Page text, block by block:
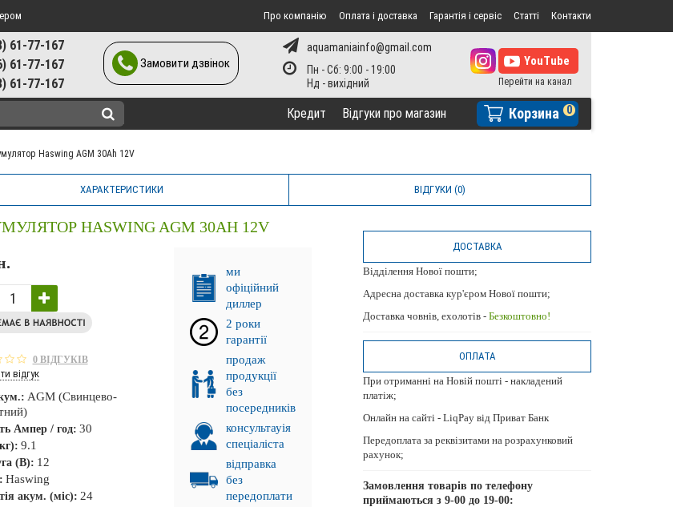
Про компанію Оплата і доставка Гарантія і сервіс Статті Контакти
61-77-167
61-77-167
61-77-167
Замовити дзвінок
aquamaniainfo@gmail.com
Пн - Сб: 9:00 - 19:00
Корзина 0
Кредит Відгуки про магазин
Haswing AGM 30Ah 12V
ХАРАКТЕРИСТИКИ ВІДГУКИ (0)
HASWING AGM 30AH 12V
0 ВІДГУКІВ
відгук
AGM (Свинцево-
Ампер / год: 30
9.1
(В): 12
Haswing
акум. (міс): 24
ми
офіційний
диллер
2 роки
гарантії
продаж
продукції
без
посередників
консультауія
спеціаліста
відправка
без
передоплати
ДОСТАВКА
Відділення Нової пошти;
Адресна доставка кур'єром Нової пошти;
Доставка човнів, ехолотів - Безкоштовно!
ОПЛАТА
При отриманні на Новій пошті - накладений
платіж;
Онлайн на сайті - LiqPay від Приват Банк
Передоплата за реквізитами на розрахунковий
рахунок;
Замовлення товарів по телефону
приймаються з 9-00 до 19-00: